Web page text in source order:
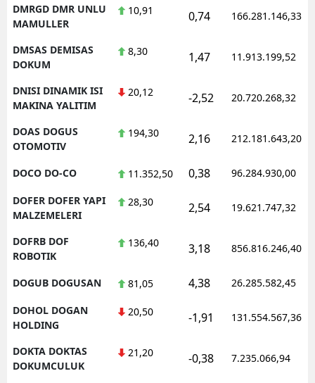
DMRGD DMR UNLU
MAMULLER
10,91 0,74 166.281.146,33
DMSAS DEMISAS
DOKUM
8,30 1,47 11.913.199,52
DNISI DINAMIK ISI
MAKINA YALITIM
20,12 -2,52 20.720.268,32
DOAS DOGUS
OTOMOTIV
194,30 2,16 212.181.643,20
DOCO DO-CO 11.352,50 0,38 96.284.930,00
DOFER DOFER YAPI
MALZEMELERI
28,30 2,54 19.621.747,32
DOFRB DOF
ROBOTIK
136,40 3,18 856.816.246,40
DOGUB DOGUSAN 81,05 4,38 26.285.582,45
DOHOL DOGAN
HOLDING
20,50 -1,91 131.554.567,36
DOKTA DOKTAS
DOKUMCULUK
21,20 -0,38 7.235.066,94